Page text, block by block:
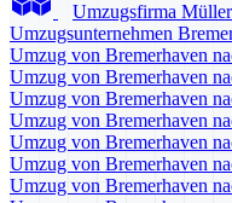
Umzugsfirma Müller
Umzugsunternehmen
Umzug von Bremerhaven
Umzug von Bremerhaven
Umzug von Bremerhaven
Umzug von Bremerhaven
Umzug von Bremerhaven
Umzug von Bremerhaven
Umzug von Bremerhaven